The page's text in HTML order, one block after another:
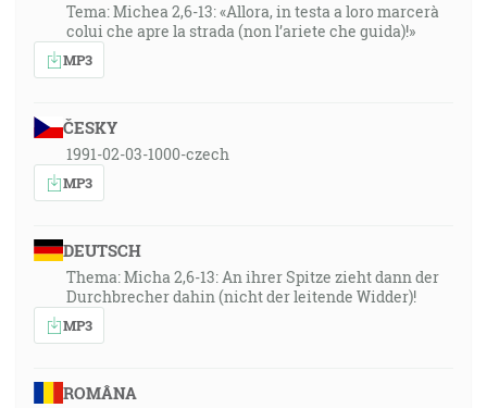
Tema: Michea 2,6-13: «Allora, in testa a loro marcerà
colui che apre la strada (non l’ariete che guida)!»
MP3
ČESKY
1991-02-03-1000-czech
MP3
DEUTSCH
Thema: Micha 2,6-13: An ihrer Spitze zieht dann der
Durchbrecher dahin (nicht der leitende Widder)!
MP3
ROMÂNA